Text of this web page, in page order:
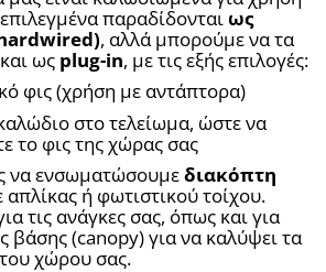
παραδίδονται ως
, αλλά μπορούμε να τα
ως plug-in, με τις εξής επιλογές:
φις (χρήση με αντάπτορα)
στο τελείωμα, ώστε να
το φις της χώρας σας
να ενσωματώσουμε διακόπτη
απλίκας ή φωτιστικού τοίχου.
τις ανάγκες σας, όπως και για
βάσης (canopy) για να καλύψει τα
χώρου σας.